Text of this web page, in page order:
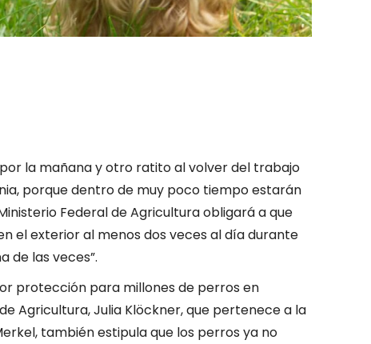
la mañana y otro ratito al volver del trabajo
porque dentro de muy poco tiempo estarán
Federal de Agricultura obligará a que
el exterior al menos dos veces al día durante
de las veces”.
protección para millones de perros en
Agricultura, Julia Klöckner, que pertenece a la
también estipula que los perros ya no